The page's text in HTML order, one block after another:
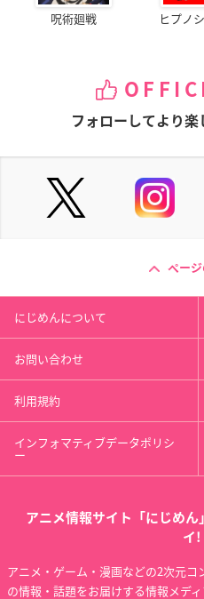
呪術廻戦 ヒプノ
フォローしてより楽
ペー
にじめんについて
お問い合わせ
利用規約
インフォマティブデータポリシ
ー
アニメ情報サイト「にじめん
イ!
アニメ・ゲーム・漫画などの2次元
の情報・話題をお届けする情報メディ